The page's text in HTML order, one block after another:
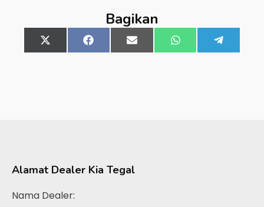
Bagikan
Share
on
X
(Twitter)
Share
on
FacebookShare
on
Email Share
on
WhatsApp
on
Alamat Dealer Kia Tegal
Nama Dealer: